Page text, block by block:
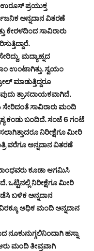
ಉರೂಸ್ ಪ್ರಯುಕ್ತ
ಅನ್ನದಾನ ವಿತರಣೆ
ಕೇರಳದಿಂದ ಸಾವಿರಾರು
ಮದ್ಯಾಹ್ನದ
ಉಂಟಾಗಿತ್ತು. ಸ್ವಯಂ
ಮಾಡುತ್ತಿದ್ದರೂ
ತ್ರಾಸದಾಯಕವಾಗಿದೆ.
ಸೇರಿದಂತೆ ಸಾವಿರಾರು ಮಂದಿ
ಕಂಡು ಬಂದಿದೆ. ಸಂಜೆ 6 ಗಂಟೆ
ನಿರೀಕ್ಷೆಗೂ ಮೀರಿ
ವರೆಗೂ ಅನ್ನದಾನ ವಿತರಣೆ
ಕೂಡಾ ಆಗಮಿಸಿ
ಒಟ್ಟಿನಲ್ಲಿ ನಿರೀಕ್ಷೆಗೂ ಮೀರಿ
ಬಳಿಕ ಅನ್ನದಾನ
ಅಧಿಕ ಮಂದಿ ಅನ್ನದಾನ
ಹಸ್ನಾ
ಮಂದಿ ತೀವ್ರವಾಗಿ